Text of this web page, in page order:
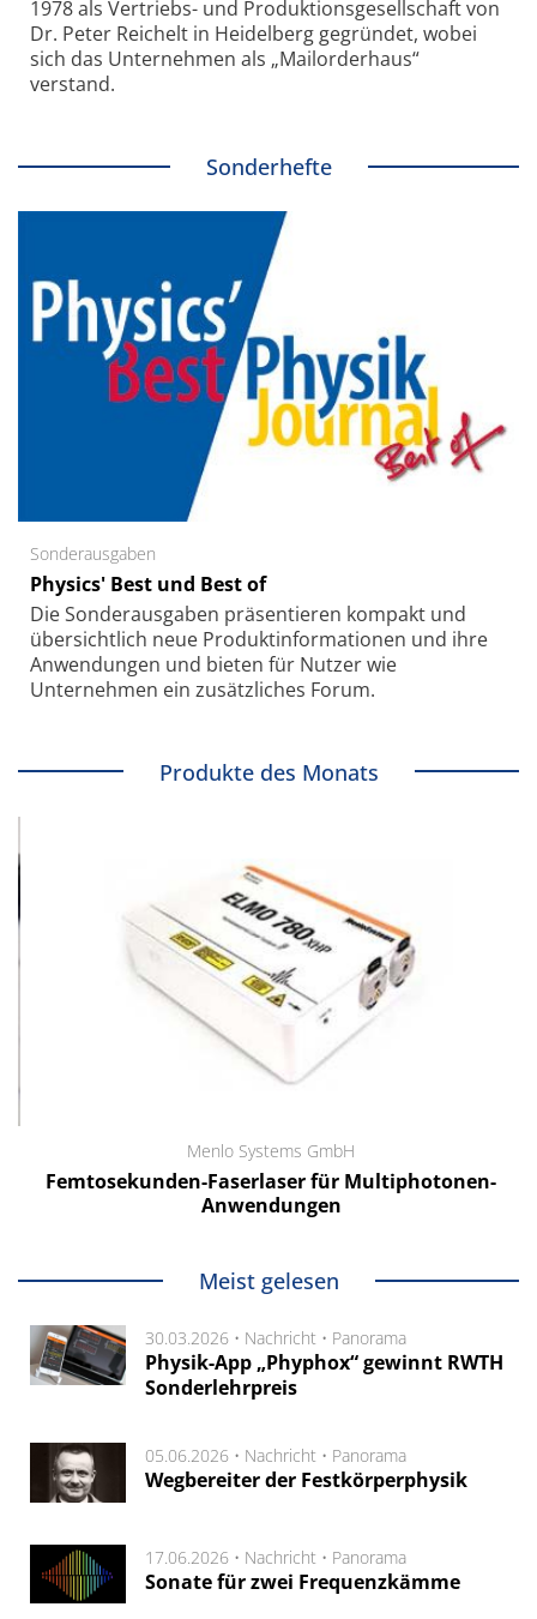
1978 als Vertriebs- und Produktionsgesellschaft von
Dr. Peter Reichelt in Heidelberg gegründet, wobei
sich das Unternehmen als „Mailorderhaus“
verstand.
Sonderhefte
Sonderausgaben
Physics' Best und Best of
Die Sonder­ausgaben präsentieren kompakt und
übersichtlich neue Produkt­informationen und ihre
Anwendungen und bieten für Nutzer wie
Unternehmen ein zusätzliches Forum.
Produkte des Monats
Menlo Systems GmbH
Femtosekunden-Faserlaser für Multiphotonen-
Anwendungen
Meist gelesen
30.03.2026 • Nachricht • Panorama
Physik-App „Phyphox“ gewinnt RWTH
Sonderlehrpreis
05.06.2026 • Nachricht • Panorama
Wegbereiter der Festkörperphysik
17.06.2026 • Nachricht • Panorama
Sonate für zwei Frequenzkämme